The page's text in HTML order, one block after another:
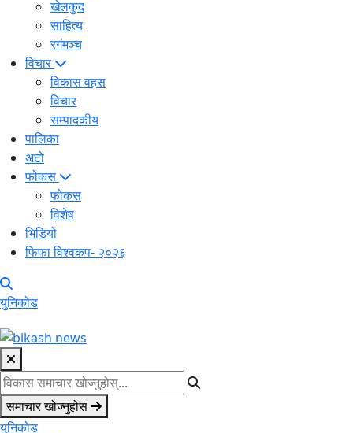
खेलकुद
साहित्य
रगंमञ्च
विचार
विकास वहस
विचार
सम्पादकीय
पालिका
अटो
फोकस
फोकस
विशेष
भिडियो
फिफा विश्वकप- २०२६
युनिकोड
समाचार खोज्नुहोस
युनिकोड